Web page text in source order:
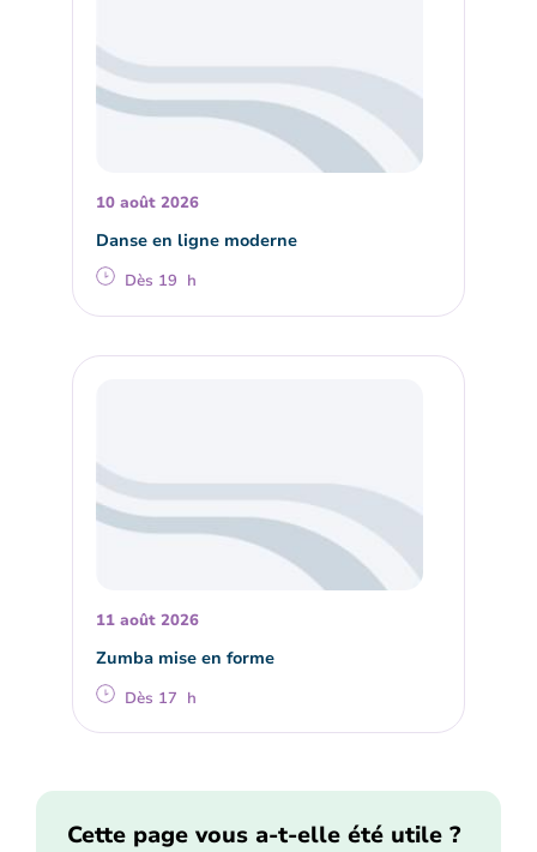
10 août 2026
Danse en ligne moderne
Dès 19 h
11 août 2026
Zumba mise en forme
Dès 17 h
Cette page vous a-t-elle été utile ?